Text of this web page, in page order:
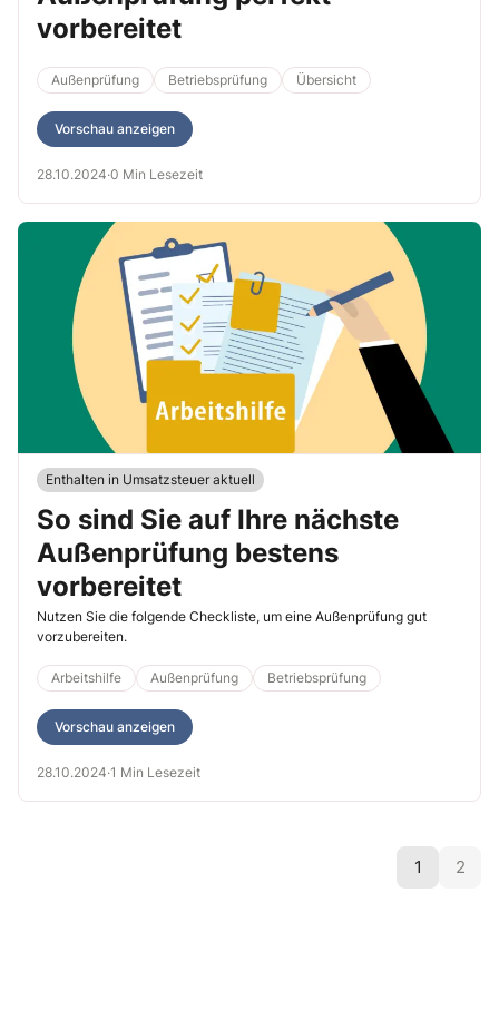
vorbereitet
Außenprüfung Betriebsprüfung Übersicht
Vorschau anzeigen
28.10.2024·0 Min Lesezeit
Enthalten in Umsatzsteuer aktuell
So sind Sie auf Ihre nächste
Außenprüfung bestens
vorbereitet
Nutzen Sie die folgende Checkliste, um eine Außenprüfung gut
vorzubereiten.
Arbeitshilfe Außenprüfung Betriebsprüfung
Vorschau anzeigen
28.10.2024·1 Min Lesezeit
1 2